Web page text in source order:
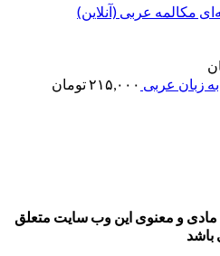
مکالمه عربی (آنلاین)
۲۱۵,۰۰۰تومان
مادی و معنوی این وب سایت متعلق
باشد